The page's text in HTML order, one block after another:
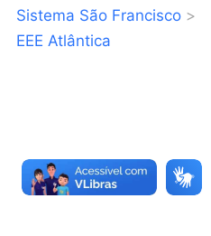
Sistema São Francisco >
EEE Atlântica